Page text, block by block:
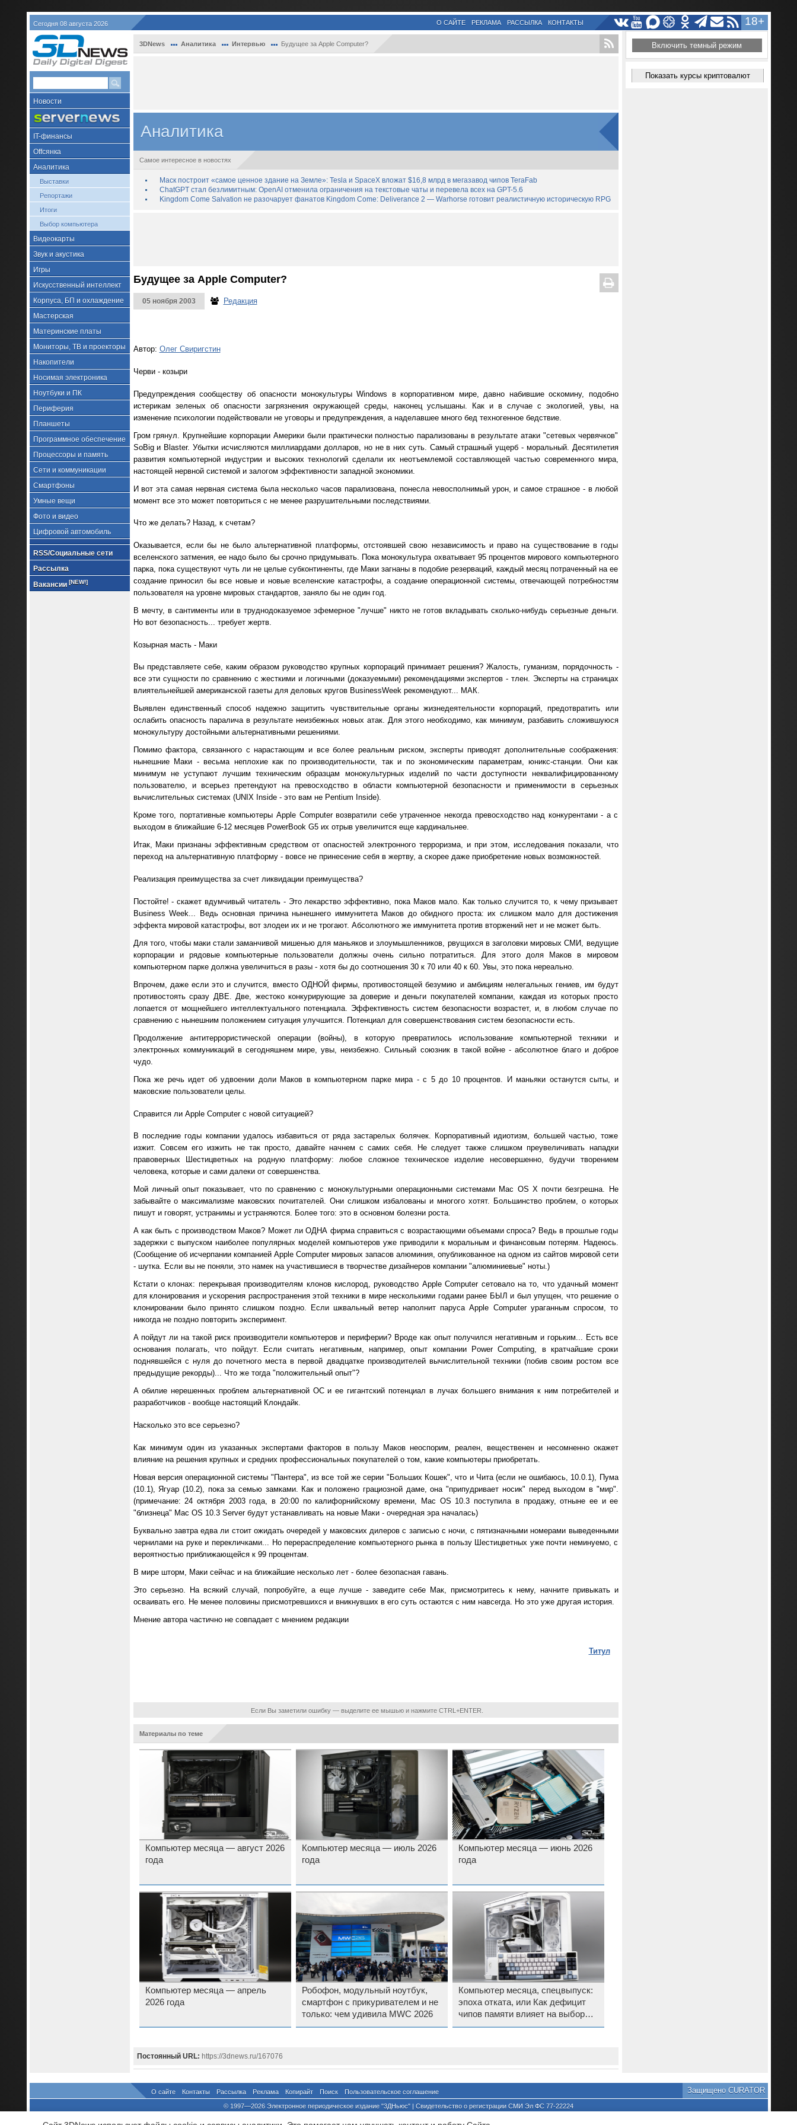
Сегодня 08 августа 2026 18+
О САЙТЕ РЕКЛАМА РАССЫЛКА КОНТАКТЫ
Новости
IT-финансы
Offсянка
Аналитика
Выставки
Репортажи
Итоги
Выбор компьютера
Видеокарты
Звук и акустика
Игры
Искусственный интеллект
Корпуса, БП и охлаждение
Мастерская
Материнские платы
Мониторы, ТВ и проекторы
Накопители
Носимая электроника
Ноутбуки и ПК
Периферия
Планшеты
Программное обеспечение
Процессоры и память
Сети и коммуникации
Смартфоны
Умные вещи
Фото и видео
Цифровой автомобиль
RSS/Социальные сети
Рассылка
Вакансии [NEW!]
3DNews Аналитика Интервью Будущее за Apple Computer?
Аналитика
Самое интересное в новостях
Маск построит «самое ценное здание на Земле»: Tesla и SpaceX вложат $16,8 млрд в мегазавод чипов TeraFab
ChatGPT стал безлимитным: OpenAI отменила ограничения на текстовые чаты и перевела всех на GPT-5.6
Kingdom Come Salvation не разочарует фанатов Kingdom Come: Deliverance 2 — Warhorse готовит реалистичную историческую RPG
Будущее за Apple Computer?
05 ноября 2003 Редакция
Автор: Олег Свиригстин
Черви - козыри
Предупреждения сообществу об опасности монокультуры Windows в корпоративном мире, давно набившие оскомину, подобно
истерикам зеленых об опасности загрязнения окружающей среды, наконец услышаны. Как и в случае с экологией, увы, на
изменение психологии подействовали не уговоры и предупреждения, а наделавшее много бед техногенное бедствие.
Гром грянул. Крупнейшие корпорации Америки были практически полностью парализованы в результате атаки "сетевых червячков"
SoBig и Blaster. Убытки исчисляются миллиардами долларов, но не в них суть. Самый страшный ущерб - моральный. Десятилетия
развития компьютерной индустрии и высоких технологий сделали их неотъемлемой составляющей частью современного мира,
настоящей нервной системой и залогом эффективности западной экономики.
И вот эта самая нервная система была несколько часов парализована, понесла невосполнимый урон, и самое страшное - в любой
момент все это может повториться с не менее разрушительными последствиями.
Что же делать? Назад, к счетам?
Оказывается, если бы не было альтернативной платформы, отстоявшей свою независимость и право на существование в годы
вселенского затмения, ее надо было бы срочно придумывать. Пока монокультура охватывает 95 процентов мирового компьютерного
парка, пока существуют чуть ли не целые субконтиненты, где Маки загнаны в подобие резерваций, каждый месяц потраченный на ее
создание приносил бы все новые и новые вселенские катастрофы, а создание операционной системы, отвечающей потребностям
пользователя на уровне мировых стандартов, заняло бы не один год.
В мечту, в сантименты или в труднодоказуемое эфемерное "лучше" никто не готов вкладывать сколько-нибудь серьезные деньги.
Но вот безопасность... требует жертв.
Козырная масть - Маки
Вы представляете себе, каким образом руководство крупных корпораций принимает решения? Жалость, гуманизм, порядочность -
все эти сущности по сравнению с жесткими и логичными (доказуемыми) рекомендациями экспертов - тлен. Эксперты на страницах
влиятельнейшей американской газеты для деловых кругов BusinessWeek рекомендуют... МАК.
Выявлен единственный способ надежно защитить чувствительные органы жизнедеятельности корпораций, предотвратить или
ослабить опасность паралича в результате неизбежных новых атак. Для этого необходимо, как минимум, разбавить сложившуюся
монокультуру достойными альтернативными решениями.
Помимо фактора, связанного с нарастающим и все более реальным риском, эксперты приводят дополнительные соображения:
нынешние Маки - весьма неплохие как по производительности, так и по экономическим параметрам, юникс-станции. Они как
минимум не уступают лучшим техническим образцам монокультурных изделий по части доступности неквалифицированному
пользователю, и всерьез претендуют на превосходство в области компьютерной безопасности и применимости в серьезных
вычислительных системах (UNIX Inside - это вам не Pentium Inside).
Кроме того, портативные компьютеры Apple Computer возвратили себе утраченное некогда превосходство над конкурентами - а с
выходом в ближайшие 6-12 месяцев PowerBook G5 их отрыв увеличится еще кардинальнее.
Итак, Маки признаны эффективным средством от опасностей электронного терроризма, и при этом, исследования показали, что
переход на альтернативную платформу - вовсе не принесение себя в жертву, а скорее даже приобретение новых возможностей.
Реализация преимущества за счет ликвидации преимущества?
Постойте! - скажет вдумчивый читатель - Это лекарство эффективно, пока Маков мало. Как только случится то, к чему призывает
Business Week... Ведь основная причина нынешнего иммунитета Маков до обидного проста: их слишком мало для достижения
эффекта мировой катастрофы, вот злодеи их и не трогают. Абсолютного же иммунитета против вторжений нет и не может быть.
Для того, чтобы маки стали заманчивой мишенью для маньяков и злоумышленников, рвущихся в заголовки мировых СМИ, ведущие
корпорации и рядовые компьютерные пользователи должны очень сильно потратиться. Для этого доля Маков в мировом
компьютерном парке должна увеличиться в разы - хотя бы до соотношения 30 к 70 или 40 к 60. Увы, это пока нереально.
Впрочем, даже если это и случится, вместо ОДНОЙ фирмы, противостоящей безумию и амбициям нелегальных гениев, им будут
противостоять сразу ДВЕ. Две, жестоко конкурирующие за доверие и деньги покупателей компании, каждая из которых просто
лопается от мощнейшего интеллектуального потенциала. Эффективность систем безопасности возрастет, и, в любом случае по
сравнению с нынешним положением ситуация улучшится. Потенциал для совершенствования систем безопасности есть.
Продолжение антитеррористической операции (войны), в которую превратилось использование компьютерной техники и
электронных коммуникаций в сегодняшнем мире, увы, неизбежно. Сильный союзник в такой войне - абсолютное благо и доброе
чудо.
Пока же речь идет об удвоении доли Маков в компьютерном парке мира - с 5 до 10 процентов. И маньяки останутся сыты, и
маковские пользователи целы.
Справится ли Apple Computer с новой ситуацией?
В последние годы компании удалось избавиться от ряда застарелых болячек. Корпоративный идиотизм, большей частью, тоже
изжит. Совсем его изжить не так просто, давайте начнем с самих себя. Не следует также слишком преувеличивать нападки
правоверных Шестицветных на родную платформу: любое сложное техническое изделие несовершенно, будучи творением
человека, которые и сами далеки от совершенства.
Мой личный опыт показывает, что по сравнению с монокультурными операционными системами Mac OS X почти безгрешна. Не
забывайте о максимализме маковских почитателей. Они слишком избалованы и многого хотят. Большинство проблем, о которых
пишут и говорят, устранимы и устраняются. Более того: это в основном болезни роста.
А как быть с производством Маков? Может ли ОДНА фирма справиться с возрастающими объемами спроса? Ведь в прошлые годы
задержки с выпуском наиболее популярных моделей компьютеров уже приводили к моральным и финансовым потерям. Надеюсь.
(Сообщение об исчерпании компанией Apple Computer мировых запасов алюминия, опубликованное на одном из сайтов мировой сети
- шутка. Если вы не поняли, это намек на участившиеся в творчестве дизайнеров компании "алюминиевые" ноты.)
Кстати о клонах: перекрывая производителям клонов кислород, руководство Apple Computer сетовало на то, что удачный момент
для клонирования и ускорения распространения этой техники в мире несколькими годами ранее БЫЛ и был упущен, что решение о
клонировании было принято слишком поздно. Если шквальный ветер наполнит паруса Apple Computer ураганным спросом, то
никогда не поздно повторить эксперимент.
А пойдут ли на такой риск производители компьютеров и периферии? Вроде как опыт получился негативным и горьким... Есть все
основания полагать, что пойдут. Если считать негативным, например, опыт компании Power Computing, в кратчайшие сроки
поднявшейся с нуля до почетного места в первой двадцатке производителей вычислительной техники (побив своим ростом все
предыдущие рекорды)... Что же тогда "положительный опыт"?
А обилие нерешенных проблем альтернативной ОС и ее гигантский потенциал в лучах большего внимания к ним потребителей и
разработчиков - вообще настоящий Клондайк.
Насколько это все серьезно?
Как минимум один из указанных экспертами факторов в пользу Маков неоспорим, реален, вещественен и несомненно окажет
влияние на решения крупных и средних профессиональных покупателей о том, какие компьютеры приобретать.
Новая версия операционной системы "Пантера", из все той же серии "Больших Кошек", что и Чита (если не ошибаюсь, 10.0.1), Пума
(10.1), Ягуар (10.2), пока за семью замками. Как и положено грациозной даме, она "припудривает носик" перед выходом в "мир".
(примечание: 24 октября 2003 года, в 20:00 по калифорнийскому времени, Mac OS 10.3 поступила в продажу, отныне ее и ее
"близнеца" Mac OS 10.3 Server будут устанавливать на новые Маки - очередная эра началась)
Буквально завтра едва ли стоит ожидать очередей у маковских дилеров с записью с ночи, с пятизначными номерами выведенными
чернилами на руке и перекличками... Но перераспределение компьютерного рынка в пользу Шестицветных уже почти неминуемо, с
вероятностью приближающейся к 99 процентам.
В мире шторм, Маки сейчас и на ближайшие несколько лет - более безопасная гавань.
Это серьезно. На всякий случай, попробуйте, а еще лучше - заведите себе Мак, присмотритесь к нему, начните привыкать и
осваивать его. Не менее половины присмотревшихся и вникнувших в его суть остаются с ним навсегда. Но это уже другая история.
Мнение автора частично не совпадает с мнением редакции
Титул
Если Вы заметили ошибку — выделите ее мышью и нажмите CTRL+ENTER.
Материалы по теме
Компьютер месяца — август 2026
года
Компьютер месяца — июль 2026
года
Компьютер месяца — июнь 2026
года
Компьютер месяца — апрель
2026 года
Робофон, модульный ноутбук,
смартфон с прикуривателем и не
только: чем удивила MWC 2026
Компьютер месяца, спецвыпуск:
эпоха отката, или Как дефицит
чипов памяти влияет на выбор
железа для игрового ПК
Постоянный URL: https://3dnews.ru/167076
Включить темный режим
Показать курсы криптовалют
О сайте Контакты Рассылка Реклама Копирайт Поиск Пользовательское соглашение Защищено CURATOR
© 1997—2026 Электронное периодическое издание "3ДНьюс" | Свидетельство о регистрации СМИ Эл ФС 77-22224